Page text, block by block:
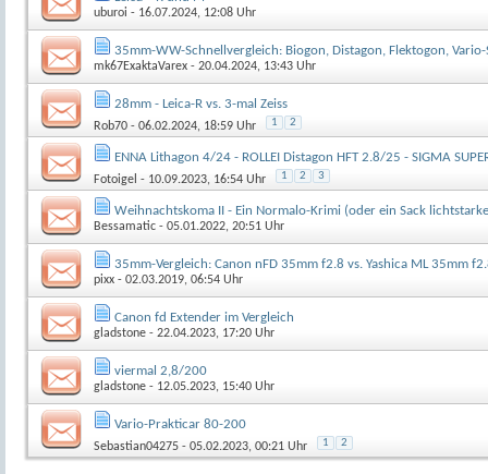
uburoi - 16.07.2024, 12:08 Uhr
35mm-WW-Schnellvergleich: Biogon, Distagon, Flektogon, Vario-
mk67ExaktaVarex - 20.04.2024, 13:43 Uhr
28mm - Leica-R vs. 3-mal Zeiss
Rob70 - 06.02.2024, 18:59 Uhr 1 2
ENNA Lithagon 4/24 - ROLLEI Distagon HFT 2.8/25 - SIGMA
Fotoigel - 10.09.2023, 16:54 Uhr 1 2 3
Weihnachtskoma II - Ein Normalo-Krimi (oder ein Sack
Bessamatic - 05.01.2022, 20:51 Uhr
35mm-Vergleich: Canon nFD 35mm f2.8 vs. Yashica ML 35mm
pixx - 02.03.2019, 06:54 Uhr
Canon fd Extender im Vergleich
gladstone - 22.04.2023, 17:20 Uhr
viermal 2,8/200
gladstone - 12.05.2023, 15:40 Uhr
Vario-Prakticar 80-200
Sebastian04275 - 05.02.2023, 00:21 Uhr 1 2